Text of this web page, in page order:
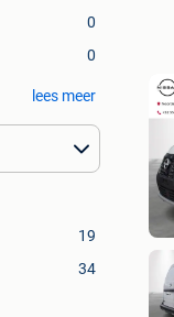
0
0
lees meer
19
34